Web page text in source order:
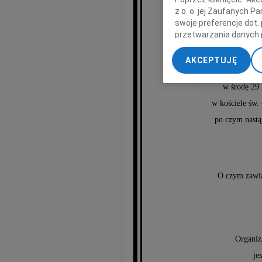
Msza
w środę
w kościele
po czym
O czym
z o. o. jej Zaufanych
swoje preferencje dot.
przetwarzania danych
„Ustawienia
My, nasi Zaufani
dokładnych danych
Przechowywanie
treści, badnie
AKCEPTUJĘ